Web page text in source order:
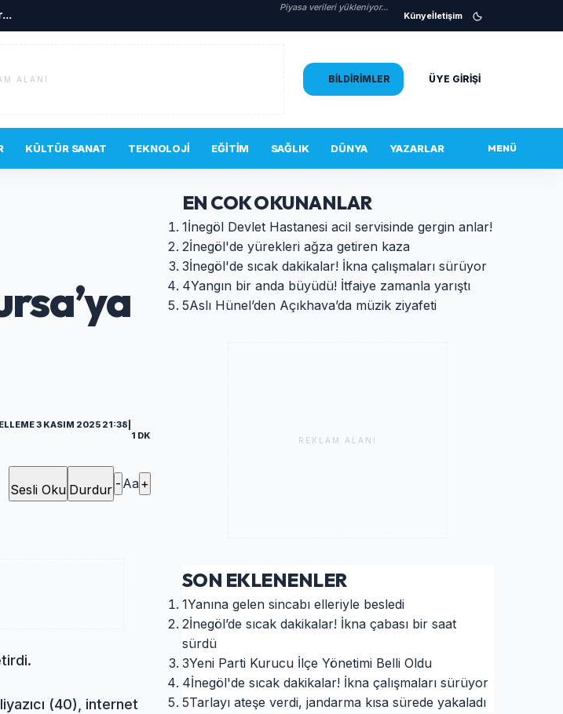
Piyasa verileri yükleniyor...
Künyeİletişim
ALANI BILDIRIMLER ÜYE GIRIŞI
KÜLTÜR SANAT TEKNOLOJI EĞITIM SAĞLIK DÜNYA YAZARLAR MENÜ
3 KASIM 2025 21:38
1 DK
Sesli Oku Durdur - Aa+
(40), internet
EN COK OKUNANLAR
1İnegöl Devlet Hastanesi acil servisinde gergin anlar!
2İnegöl'de yürekleri ağza getiren kaza
3İnegöl'de sıcak dakikalar! İkna çalışmaları sürüyor
4Yangın bir anda büyüdü! İtfaiye zamanla yarıştı
5Aslı Hünel’den Açıkhava’da müzik ziyafeti
REKLAM ALANI
SON EKLENENLER
1Yanına gelen sincabı elleriyle besledi
2İnegöl’de sıcak dakikalar! İkna çabası bir saat
sürdü
3Yeni Parti Kurucu İlçe Yönetimi Belli Oldu
4İnegöl'de sıcak dakikalar! İkna çalışmaları sürüyor
5Tarlayı ateşe verdi, jandarma kısa sürede yakaladı